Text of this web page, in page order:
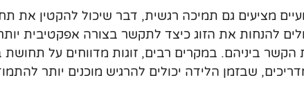
מציעים גם תמיכה רגשית, דבר שיכול להקטין את
להנחות את הזוג כיצד לתקשר בצורה אפקטיבית
ביניהם. במקרים רבים, זוגות מדווחים על תחושת
שבזמן הלידה יכולים להרגיש מוכנים יותר